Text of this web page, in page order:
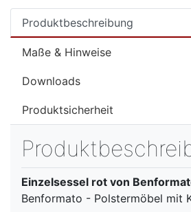
Produktbeschreibung
Maße & Hinweise
Downloads
Produktsicherheit
Einzelsessel rot von
Benformato - Polstermöbel mit